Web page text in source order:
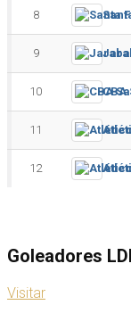
8
9
10 CBA
11
12
Goleadores
Visitar